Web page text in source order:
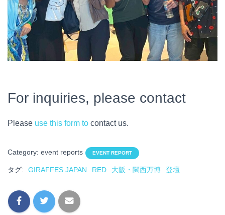
For inquiries, please contact
Please use this form to contact us.
Category: event reports EVENT REPORT
タグ: GIRAFFES JAPAN RED 大阪・関西万博 登壇